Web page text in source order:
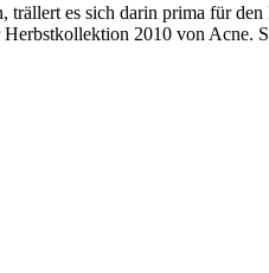
es sich darin prima für
2010 von Acne.